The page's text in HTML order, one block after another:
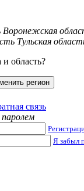
Воронежская
Тульская
область?
регион
связь
Я забыл